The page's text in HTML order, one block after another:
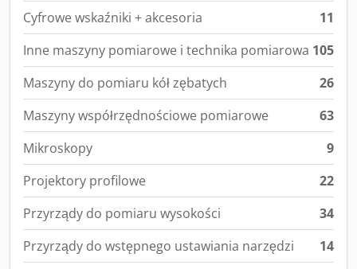
Cyfrowe wskaźniki + akcesoria
11
Inne maszyny pomiarowe i technika pomiarowa 105
Maszyny do pomiaru kół zębatych
26
Maszyny współrzędnościowe pomiarowe
63
Mikroskopy
9
Projektory profilowe
22
Przyrządy do pomiaru wysokości
34
Przyrządy do wstępnego ustawiania narzędzi
14